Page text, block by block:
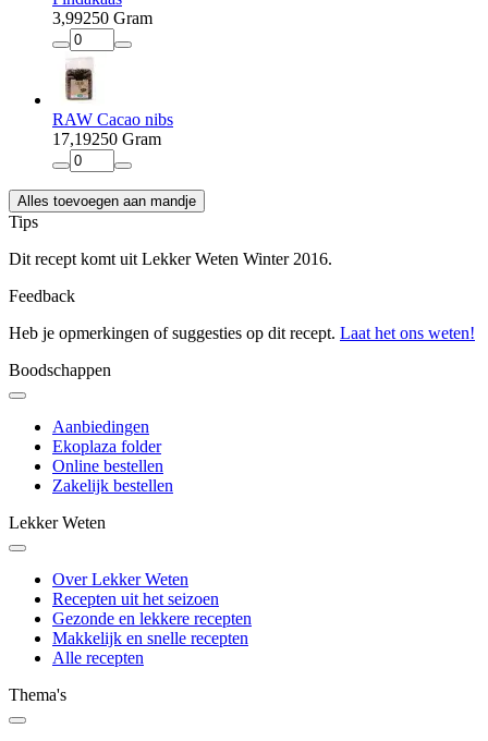
3,99250 Gram
RAW Cacao nibs
17,19250 Gram
Alles toevoegen aan mandje
Tips
Dit recept komt uit Lekker Weten Winter 2016.
Feedback
Heb je opmerkingen of suggesties op dit recept. Laat het ons weten!
Boodschappen
Aanbiedingen
Ekoplaza folder
Online bestellen
Zakelijk bestellen
Lekker Weten
Over Lekker Weten
Recepten uit het seizoen
Gezonde en lekkere recepten
Makkelijk en snelle recepten
Alle recepten
Thema's